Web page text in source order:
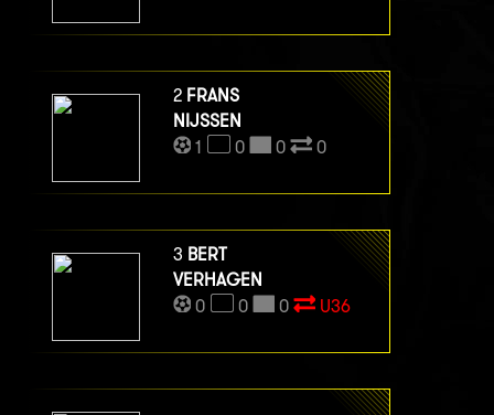
2 FRANS
NIJSSEN
1
0 0 0
3 BERT
VERHAGEN
0
0 0 U36